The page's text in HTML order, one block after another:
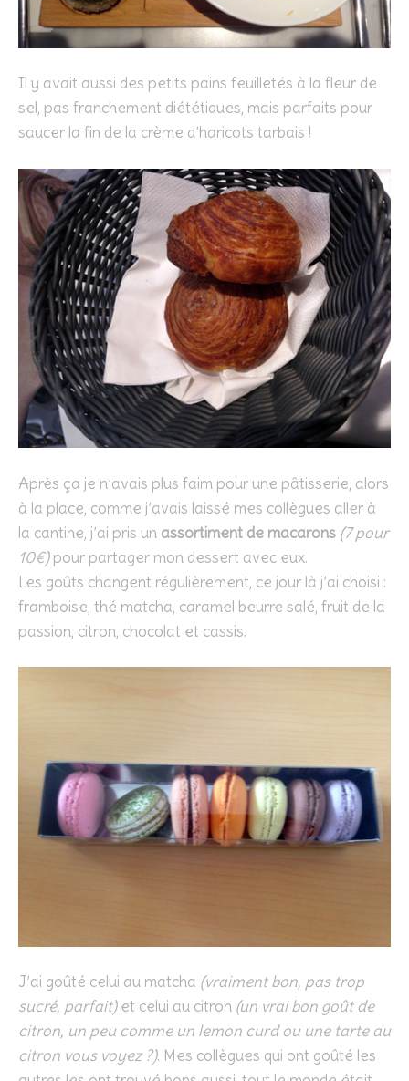
Il y avait aussi des petits pains feuilletés à la fleur de
sel, pas franchement diététiques, mais parfaits pour
saucer la fin de la crème d’haricots tarbais !
Après ça je n’avais plus faim pour une pâtisserie, alors
à la place, comme j’avais laissé mes collègues aller à
la cantine, j’ai pris un assortiment de macarons (7 pour
10€)pour partager mon dessert avec eux.
Les goûts changent régulièrement, ce jour là j’ai choisi :
framboise, thé matcha, caramel beurre salé, fruit de la
passion, citron, chocolat et cassis.
J’ai goûté celui au matcha (vraiment bon, pas trop
sucré, parfait)et celui au citron (un vrai bon goût de
citron, un peu comme un lemon curd ou une tarte au
citron vous voyez ?). Mes collègues qui ont goûté les